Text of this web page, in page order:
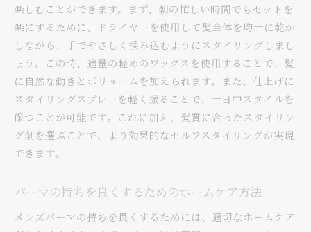
楽しむことができます。まず、朝の忙しい時間でもセットを
楽にするために、ドライヤーを使用して髪全体を均一に乾か
しながら、手でやさしく揉み込むようにスタイリングしまし
ょう。この時、適量の軽めのワックスを使用することで、髪
に自然な動きとボリュームを加えられます。また、仕上げに
スタイリングスプレーを軽く振ることで、一日中スタイルを
保つことが可能です。これに加え、髪質に合ったスタイリン
グ剤を選ぶことで、より効果的なセルフスタイリングが実現
できます。
パーマの持ちを良くするためのホームケア方法
メンズパーマの持ちを良くするためには、適切なホームケア